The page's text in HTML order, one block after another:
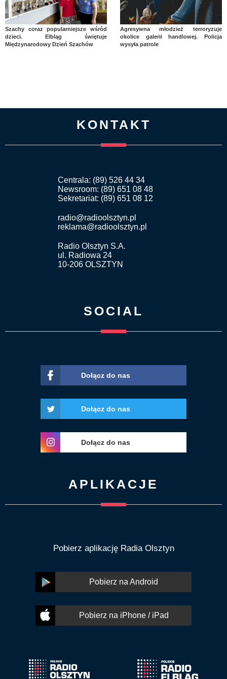
Szachy coraz popularniejsze wśród
dzieci. Elbląg świętuje
Międzynarodowy Dzień Szachów
Agresywna młodzież terroryzuje
okolice galerii handlowej. Policja
wysyła patrole
KONTAKT
Centrala: (89) 526 44 34
Newsroom: (89) 651 08 48
Sekretariat: (89) 651 08 12
radio@radioolsztyn.pl
reklama@radioolsztyn.pl
Radio Olsztyn S.A.
ul. Radiowa 24
10-206 OLSZTYN
SOCIAL
Dołącz do nas
Dołącz do nas
Dołącz do nas
APLIKACJE
Pobierz aplikację Radia Olsztyn
Pobierz na Android
Pobierz na iPhone / iPad